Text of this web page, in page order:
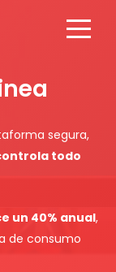
segura,
todo
un 40% anual,
de consumo